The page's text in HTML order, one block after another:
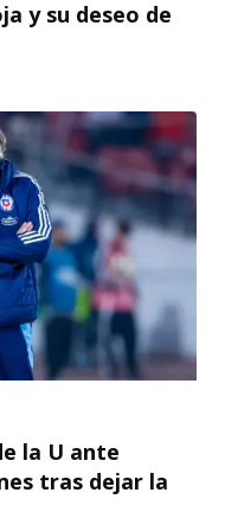
y su deseo de
la U ante
tras dejar la